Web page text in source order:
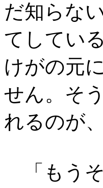
だ知らな
てしてい
けがの元
せん。そ
れるのが
「もう